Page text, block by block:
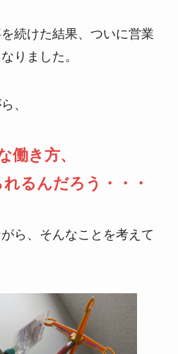
続けた結果、ついに営業
りました。
、
働き方、
るんだろう・・・
ら、そんなことを考えて